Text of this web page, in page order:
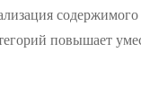
содержимого
повышает